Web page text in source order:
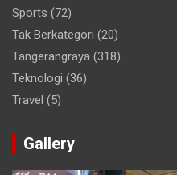
Sports (72)
Tak Berkategori (20)
Tangerangraya (318)
Teknologi (36)
Travel (5)
Gallery